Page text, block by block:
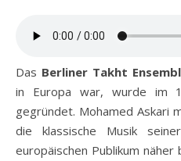
Das Berliner Takht
in Europa war, wurde im
gegründet. Mohamed Askari
die klassische Musik
europäischen Publikum